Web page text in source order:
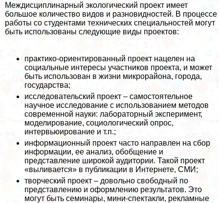
Междисциплинарный экологический проект имеет
большое количество видов и разновидностей. В процессе
работы со студентами технических специальностей могут
быть использованы следующие виды проектов:
пpaктико-ориентированный проект нацелен на
социальные интересы участников проекта, и может
быть использован в жизни микрорайона, города,
государства;
исследовательский проект – самостоятельное
научное исследование с использованием методов
современной науки: лабораторный эксперимент,
моделирование, социологический опрос,
интервьюирование и т.п.;
информационный проект часто направлен на сбор
информации, ее анализ, обобщение и
представление широкой аудитории. Такой проект
«выливается» в публикации в Интернете, СМИ;
творческий проект – довольно свободный по
представлению и оформлению результатов. Это
могут быть семинары, мини-спектакли, рекламные